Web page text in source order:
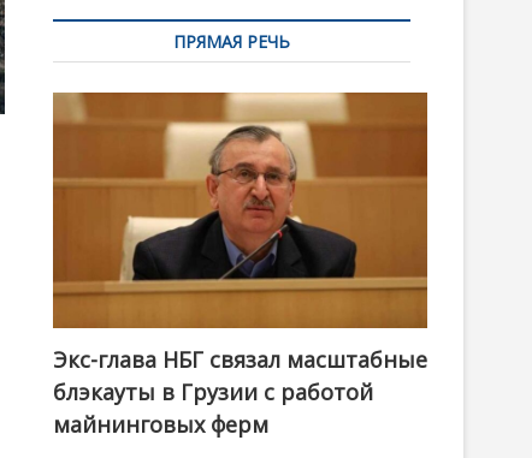
ПРЯМАЯ РЕЧЬ
Экс-глава НБГ связал масштабные
блэкауты в Грузии с работой
майнинговых ферм